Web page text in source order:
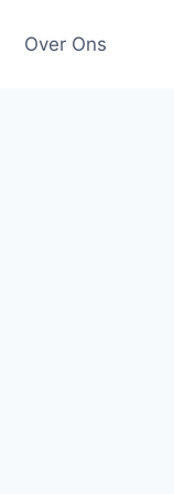
Over Ons